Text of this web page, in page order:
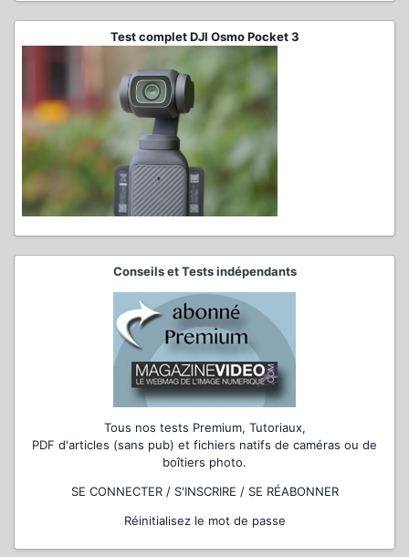
Test complet DJI Osmo Pocket 3
Conseils et Tests indépendants
Tous nos tests Premium, Tutoriaux,
PDF d'articles (sans pub) et fichiers natifs de caméras ou de
boîtiers photo.
SE CONNECTER / S'INSCRIRE / SE RÉABONNER
Réinitialisez le mot de passe